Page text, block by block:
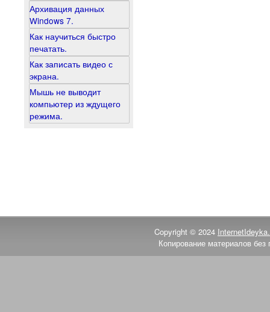
Архивация данных
Windows 7.
Как научиться быстро
печатать.
Как записать видео с
экрана.
Мышь не выводит
компьютер из ждущего
режима.
Copyright © 2024
Копирование материалов